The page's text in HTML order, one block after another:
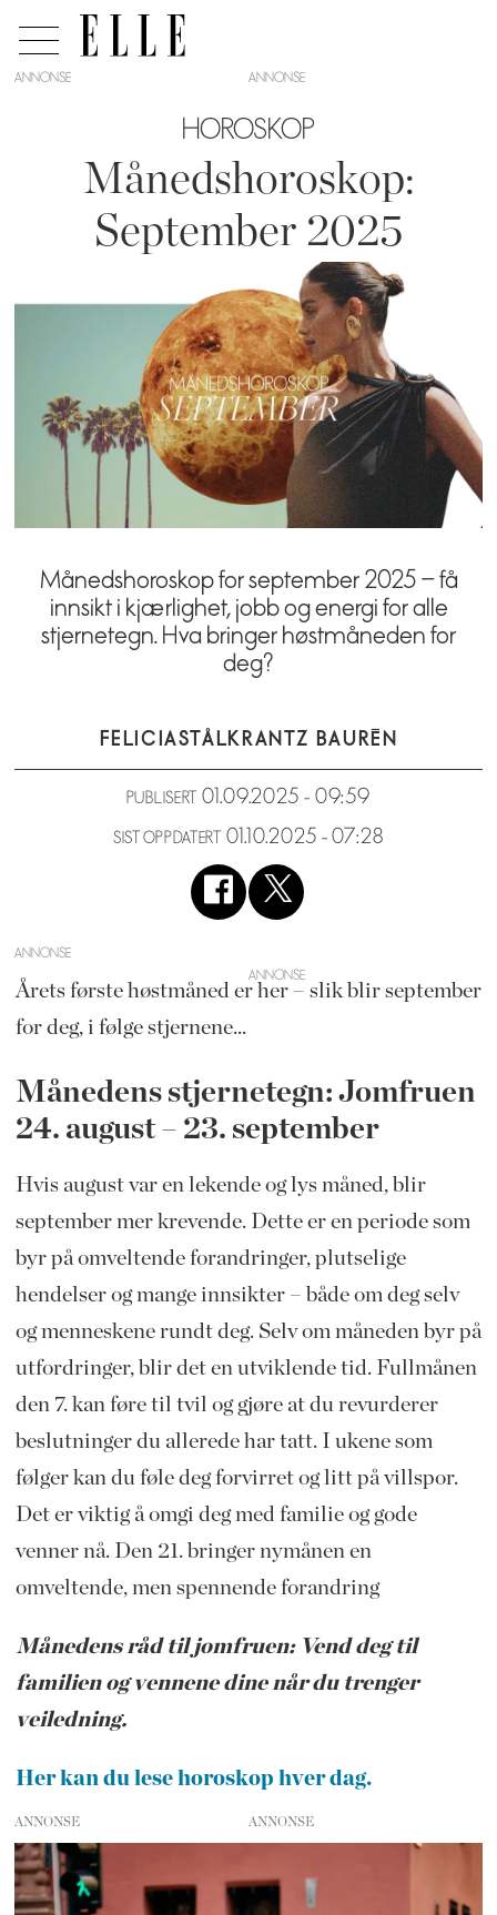
ANNONSE
HOROSKOP
Månedshoroskop:
September 2025
Månedshoroskop for september 2025 – få
innsikt i kjærlighet, jobb og energi for alle
stjernetegn. Hva bringer høstmåneden for
deg?
FELICIASTÅLKRANTZ BAURÉN
PUBLISERT 01.09.2025 - 09:59
SIST OPPDATERT 01.10.2025 - 07:28
ANNONSE
Årets første høstmåned er her – slik blir september
for deg, i følge stjernene...
Månedens stjernetegn: Jomfruen
24. august – 23. september
Hvis august var en lekende og lys måned, blir
september mer krevende. Dette er en periode som
byr på omveltende forandringer, plutselige
hendelser og mange innsikter – både om deg selv
og menneskene rundt deg. Selv om måneden byr på
utfordringer, blir det en utviklende tid. Fullmånen
den 7. kan føre til tvil og gjøre at du revurderer
beslutninger du allerede har tatt. I ukene som
følger kan du føle deg forvirret og litt på villspor.
Det er viktig å omgi deg med familie og gode
venner nå. Den 21. bringer nymånen en
omveltende, men spennende forandring
Månedens råd til jomfruen: Vend deg til
familien og vennene dine når du trenger
veiledning.
Her kan du lese horoskop hver dag.
ANNONSE